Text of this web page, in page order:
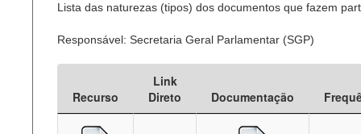
Lista das naturezas (tipos) dos documentos que fazem
Responsável: Secretaria Geral Parlamentar (SGP)
Recurso
Link
Direto
Documentação